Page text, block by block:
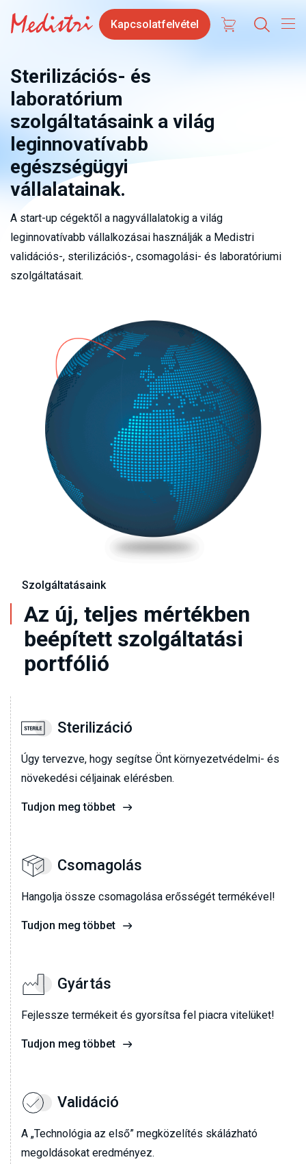
Ugrás
a
tartalomra
Contact
us
Kapcsolatfelvétel
Select
Sterilizációs- és
laboratórium
szolgáltatásaink a világ
leginnovatívabb
egészségügyi
vállalatainak.
A start-up cégektől a nagyvállalatokig a világ
leginnovatívabb vállalkozásai használják a Medistri
validációs-, sterilizációs-, csomagolási- és laboratóriumi
szolgáltatásait.
Szolgáltatásaink
Az új, teljes mértékben
beépített szolgáltatási
portfólió
Sterilizáció
Úgy tervezve, hogy segítse Önt környezetvédelmi- és
növekedési céljainak elérésben.
Tudjon meg többet
Csomagolás
Hangolja össze csomagolása erősségét termékével!
Tudjon meg többet
Gyártás
Fejlessze termékeit és gyorsítsa fel piacra vitelüket!
Tudjon meg többet
Validáció
A „Technológia az első” megközelítés skálázható
megoldásokat eredményez.